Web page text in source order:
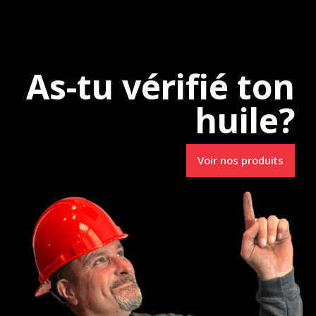
3231, route 157
du-Mont-Carmel (Qc) G0X 3J0
info@lubrifiantsrm.com
Tél. : 819 693-0006
frais : 1 800 597-0338
As-tu vérifié ton
huile?
Voir nos produits